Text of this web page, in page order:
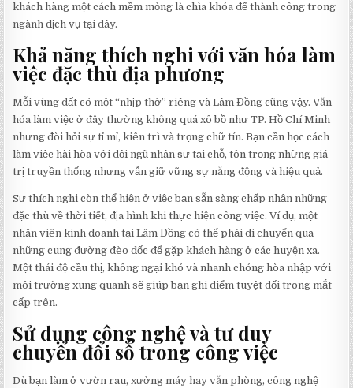
khách hàng một cách mềm mỏng là chìa khóa để thành công trong
ngành dịch vụ tại đây.
Khả năng thích nghi với văn hóa làm
việc đặc thù địa phương
Mỗi vùng đất có một “nhịp thở” riêng và Lâm Đồng cũng vậy. Văn
hóa làm việc ở đây thường không quá xô bồ như TP. Hồ Chí Minh
nhưng đòi hỏi sự tỉ mỉ, kiên trì và trọng chữ tín. Bạn cần học cách
làm việc hài hòa với đội ngũ nhân sự tại chỗ, tôn trọng những giá
trị truyền thống nhưng vẫn giữ vững sự năng động và hiệu quả.
Sự thích nghi còn thể hiện ở việc bạn sẵn sàng chấp nhận những
đặc thù về thời tiết, địa hình khi thực hiện công việc. Ví dụ, một
nhân viên kinh doanh tại Lâm Đồng có thể phải di chuyển qua
những cung đường đèo dốc để gặp khách hàng ở các huyện xa.
Một thái độ cầu thị, không ngại khó và nhanh chóng hòa nhập với
môi trường xung quanh sẽ giúp bạn ghi điểm tuyệt đối trong mắt
cấp trên.
Sử dụng công nghệ và tư duy
chuyển đổi số trong công việc
Dù bạn làm ở vườn rau, xưởng máy hay văn phòng, công nghệ